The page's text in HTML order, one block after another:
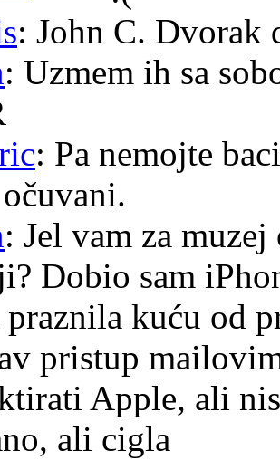
: John C. Dvorak
: Uzmem ih sa
: Pa nemojte
: Jel vam za
Dobio sam
praznila kuću od
pristup
Apple, ali
ali cigla